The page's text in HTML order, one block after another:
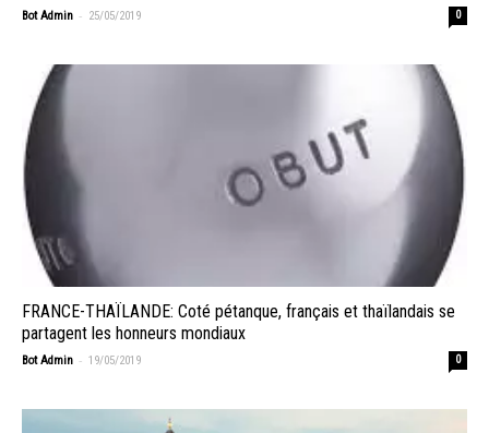
Bot Admin - 25/05/2019 0
FRANCE-THAÏLANDE: Coté pétanque, français et thaïlandais se
partagent les honneurs mondiaux
Bot Admin - 19/05/2019 0